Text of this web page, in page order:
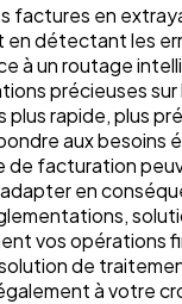
factures en
détectant les
à un routage
précieuses
rapide, plus
aux besoins
facturation
en
vos opérations
de
à votre